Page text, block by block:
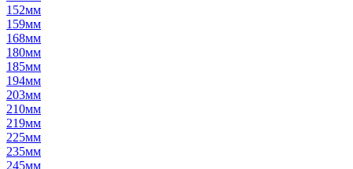
152мм
159мм
168мм
180мм
185мм
194мм
203мм
210мм
219мм
225мм
235мм
245мм